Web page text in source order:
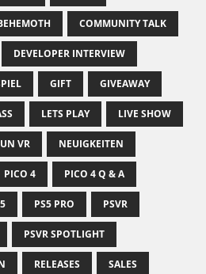
COMMUNITY TALK
DEVELOPER INTERVIEW
GIFT GIVEAWAY
LETS PLAY LIVE SHOW
VR NEUIGKEITEN
PICO 4 PICO 4 Q & A
PS5 PRO PSVR
PSVR SPOTLIGHT
RELEASES SALES